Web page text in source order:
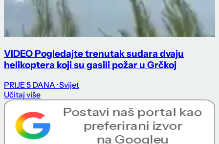
VIDEO Pogledajte trenutak sudara dvaju
helikoptera koji su gasili požar u Grčkoj
PRIJE 5 DANA · Svijet
Učitaj više